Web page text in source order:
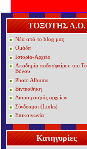
ΤΟΞΟΤΗΣ Α.Ο.
Νέα από το blog μας
Ομάδα
Ιστορία-Αρχείο
Ακαδημία ποδοσφαίρου του
Βόλου
Photo Albums
Βιντεοθήκη
Διαμοιρασμός αρχείων
Σύνδεσμοι (Links)
Επικοινωνία
Κατηγορίες